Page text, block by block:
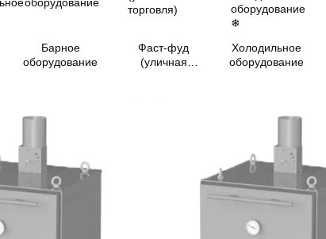
Барное
оборудование
Фаст-фуд
(уличная
Холодильное
оборудование